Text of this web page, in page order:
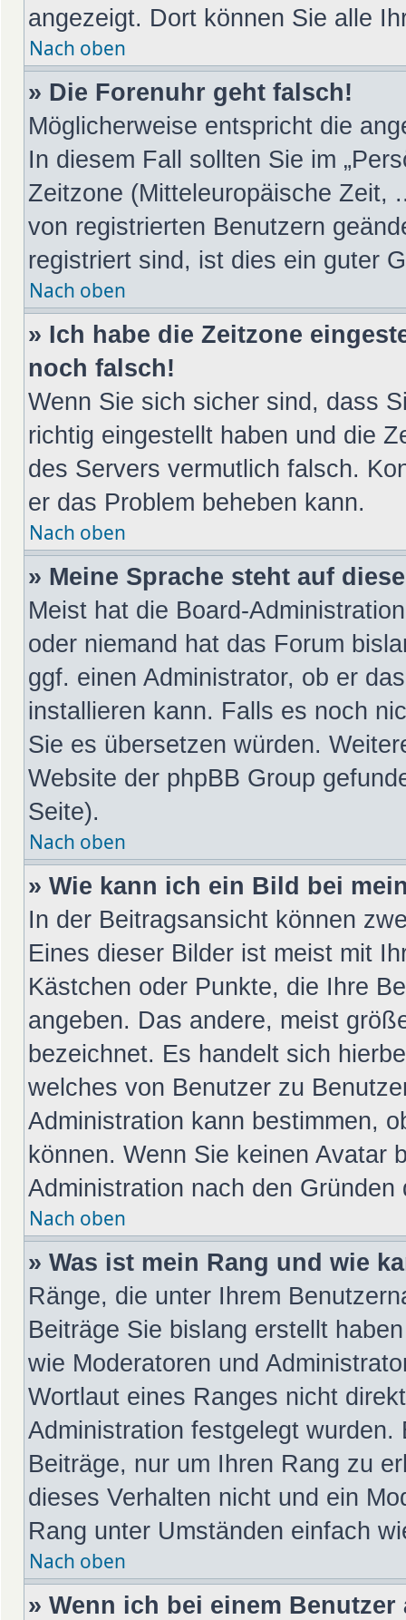
angezeigt. Dort können Sie alle
Nach oben
» Die Forenuhr geht falsch!
Möglicherweise entspricht die
In diesem Fall sollten Sie im
Zeitzone (Mitteleuropäische Zeit,
von registrierten Benutzern
registriert sind, ist dies ein guter
Nach oben
» Ich habe die Zeitzone
noch falsch!
Wenn Sie sich sicher sind, dass
richtig eingestellt haben und die
des Servers vermutlich falsch.
er das Problem beheben kann.
Nach oben
» Meine Sprache steht auf
Meist hat die Board-
oder niemand hat das Forum
ggf. einen Administrator, ob er
installieren kann. Falls es noch
Sie es übersetzen würden.
Website der phpBB Group
Seite).
Nach oben
» Wie kann ich ein Bild bei
In der Beitragsansicht können
Eines dieser Bilder ist meist mit
Kästchen oder Punkte, die Ihre
angeben. Das andere, meist
bezeichnet. Es handelt sich
welches von Benutzer zu
Administration kann bestimmen,
können. Wenn Sie keinen Avatar
Administration nach den Gründen
Nach oben
» Was ist mein Rang und wie
Ränge, die unter Ihrem
Beiträge Sie bislang erstellt
wie Moderatoren und
Wortlaut eines Ranges nicht
Administration festgelegt
Beiträge, nur um Ihren Rang zu
dieses Verhalten nicht und ein
Rang unter Umständen einfach
Nach oben
» Wenn ich bei einem